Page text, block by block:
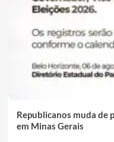
Republicanos muda de
em Minas Gerais